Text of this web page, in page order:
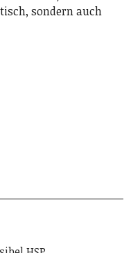
sondern auch